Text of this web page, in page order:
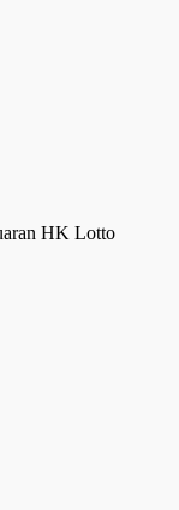
HK Lotto